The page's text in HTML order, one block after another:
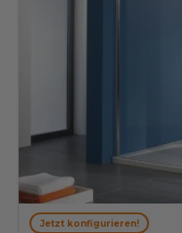
Jetzt konfigurieren!